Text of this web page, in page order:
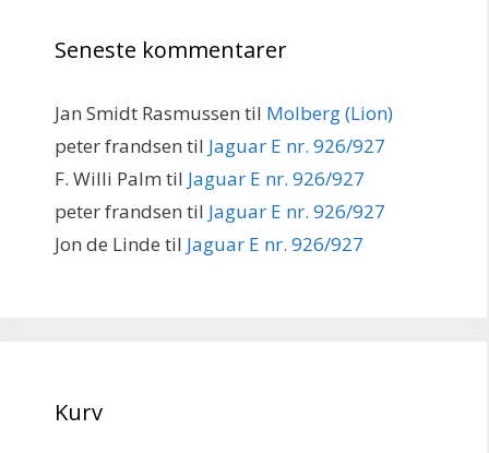
Seneste kommentarer
Jan Smidt Rasmussen til Molberg (Lion)
peter frandsen til Jaguar E nr. 926/927
F. Willi Palm til Jaguar E nr. 926/927
peter frandsen til Jaguar E nr. 926/927
Jon de Linde til Jaguar E nr. 926/927
Kurv